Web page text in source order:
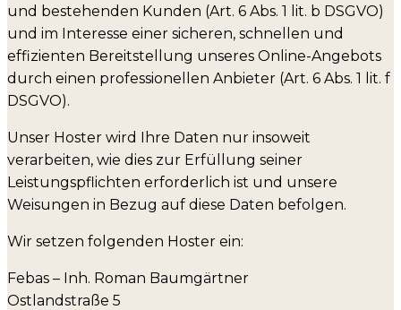
und bestehenden Kunden (Art. 6 Abs. 1 lit. b DSGVO)
und im Interesse einer sicheren, schnellen und
effizienten Bereitstellung unseres Online-Angebots
durch einen professionellen Anbieter (Art. 6 Abs. 1 lit. f
DSGVO).
Unser Hoster wird Ihre Daten nur insoweit
verarbeiten, wie dies zur Erfüllung seiner
Leistungspflichten erforderlich ist und unsere
Weisungen in Bezug auf diese Daten befolgen.
Wir setzen folgenden Hoster ein:
Febas – Inh. Roman Baumgärtner
Ostlandstraße 5